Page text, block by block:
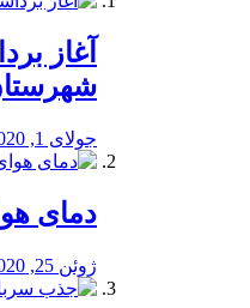
آغاز
جولای 1, 2020
دمای
ژوئن 25, 2020